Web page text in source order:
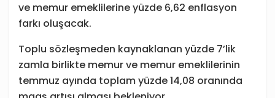
ve memur emeklilerine yüzde 6,62 enflasyon
farkı oluşacak.
Toplu sözleşmeden kaynaklanan yüzde 7’lik
zamla birlikte memur ve memur emeklilerinin
temmuz ayında toplam yüzde 14,08 oranında